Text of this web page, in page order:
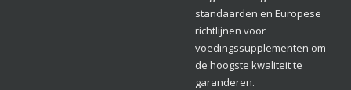
standaarden en Europese
richtlijnen voor
voedingssupplementen om
de hoogste kwaliteit te
garanderen.